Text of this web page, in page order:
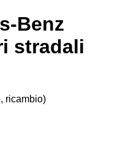
Benz
stradali
ricambio)